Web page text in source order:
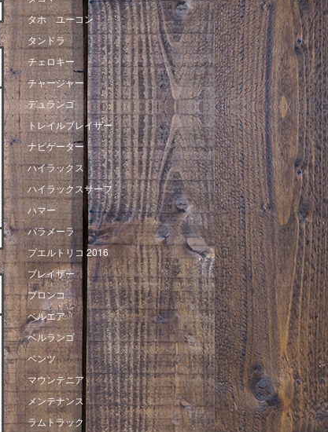
タホ ユーコン
タンドラ
チェロキー
チャージャー
デュランゴ
トレイルブレイザー
ナビゲーター
ハイラックス
ハイラックスサーフ
ハマー
パラメーラ
プエルトリコ 2016
ブレイザー
ブロンコ
ベルエア
ベルランゴ
ベンツ
マウンテニア
メンテナンス
ラムトラック